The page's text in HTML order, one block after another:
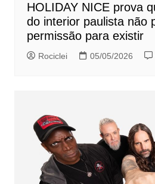
HOLIDAY NICE prova
do interior paulista não
permissão para existir
Rociclei 05/05/2026